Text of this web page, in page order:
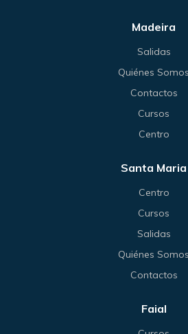
Madeira
Salidas
Quiénes Somos
Contactos
Cursos
Centro
Santa Maria
Centro
Cursos
Salidas
Quiénes Somos
Contactos
Faial